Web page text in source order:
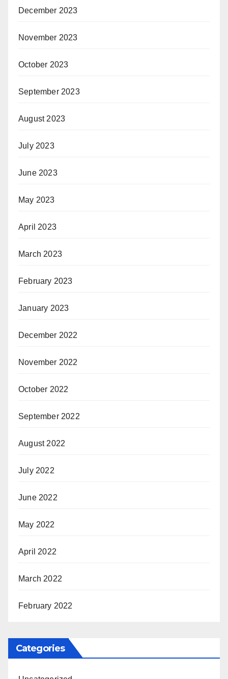
December 2023
November 2023
October 2023
September 2023
August 2023
July 2023
June 2023
May 2023
April 2023
March 2023
February 2023
January 2023
December 2022
November 2022
October 2022
September 2022
August 2022
July 2022
June 2022
May 2022
April 2022
March 2022
February 2022
Categories